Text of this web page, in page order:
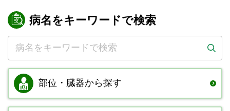
病名をキーワードで検索
部位・臓器から探す